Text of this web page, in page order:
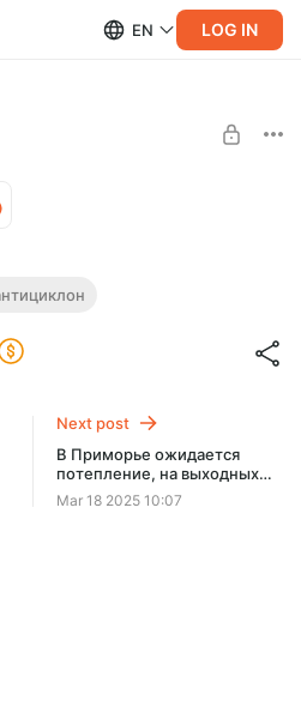
EN LOG IN
прохладная
в Приморском крае будет
подписка
per month -15%
12 months.
Next post
В Приморье ожидается
потепление, на выходных
неустойчивая погода
Mar 18 2025 10:07